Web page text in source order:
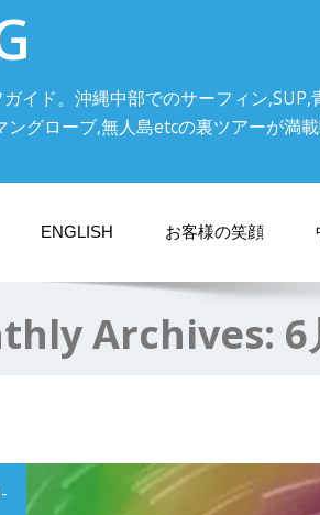
イド。沖縄中部でのサーフィン
ングローブ,無人島etcの裏ツアーが満
ENGLISH お客様の笑顔
Archives: 6